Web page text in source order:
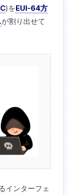
)をEUI-64方
が割り出せて
インターフェ